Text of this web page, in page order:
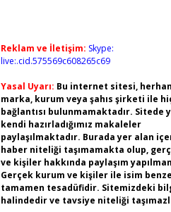
Reklam ve İletişim: Skype:
live:.cid.575569c608265c69
Yasal Uyarı: Bu internet sitesi,
marka, kurum veya şahıs şirketi ile
bağlantısı bulunmamaktadır. Sitede
kendi hazırladığımız makaleler
paylaşılmaktadır. Burada yer alan
haber niteliği taşımamakta olup,
ve kişiler hakkında paylaşım
Gerçek kurum ve kişiler ile isim
tamamen tesadüfidir. Sitemizdeki
halindedir ve tavsiye niteliği